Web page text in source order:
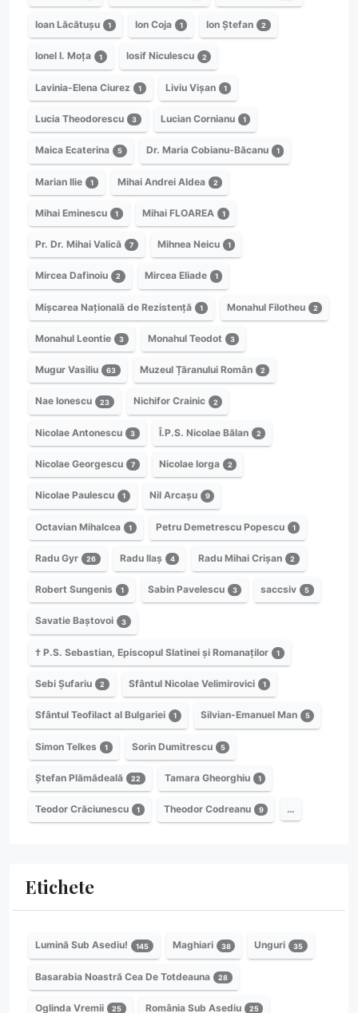
Ioan Lăcătușu 1 Ion Coja 1 Ion Ștefan 2
Ionel I. Moța 1 Iosif Niculescu 2
Lavinia-Elena Ciurez 1 Liviu Vișan 1
Lucia Theodorescu 3 Lucian Cornianu 1
Maica Ecaterina 5 Dr. Maria Cobianu-Băcanu 1
Marian Ilie 1 Mihai Andrei Aldea 2
Mihai Eminescu 1 Mihai FLOAREA 1
Pr. Dr. Mihai Valică 7 Mihnea Neicu 1
Mircea Dafinoiu 2 Mircea Eliade 1
Mișcarea Națională de Rezistență 1 Monahul Filotheu 2
Monahul Leontie 3 Monahul Teodot 3
Mugur Vasiliu 63 Muzeul Țăranului Român 2
Nae Ionescu 23 Nichifor Crainic 2
Nicolae Antonescu 3 Î.P.S. Nicolae Bălan 2
Nicolae Georgescu 7 Nicolae Iorga 2
Nicolae Paulescu 1 Nil Arcașu 9
Octavian Mihalcea 1 Petru Demetrescu Popescu 1
Radu Gyr 26 Radu Ilaș 4 Radu Mihai Crișan 2
Robert Sungenis 1 Sabin Pavelescu 3 saccsiv 5
Savatie Baștovoi 3
† P.S. Sebastian, Episcopul Slatinei și Romanaților 1
Sebi Șufariu 2 Sfântul Nicolae Velimirovici 1
Sfântul Teofilact al Bulgariei 1 Silvian-Emanuel Man 5
Simon Telkes 1 Sorin Dumitrescu 5
Ștefan Plămădeală 22 Tamara Gheorghiu 1
Teodor Crăciunescu 1 Theodor Codreanu 9 …
Etichete
Lumină Sub Asediu! 145 Maghiari 38 Unguri 35
Basarabia Noastră Cea De Totdeauna 28
Oglinda Vremii 25 România Sub Asediu 25